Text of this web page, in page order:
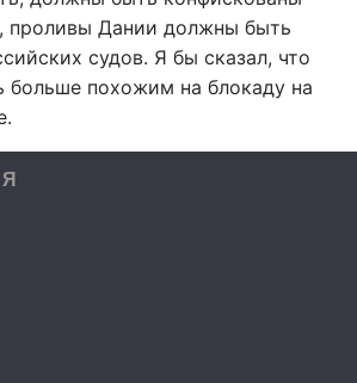
проливы Дании должны быть
судов. Я бы сказал, что
больше похожим на блокаду на